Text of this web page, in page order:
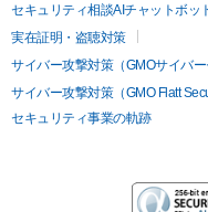
セキュリティ相談AIチャットボッ
実在証明・盗聴対策
サイバー攻撃対策（GMOサイバー
サイバー攻撃対策（GMO Flatt
セキュリティ事業の軌跡